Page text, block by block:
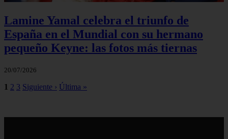
Lamine Yamal celebra el triunfo de
España en el Mundial con su hermano
pequeño Keyne: las fotos más tiernas
20/07/2026
1 2 3 Siguiente › Última »